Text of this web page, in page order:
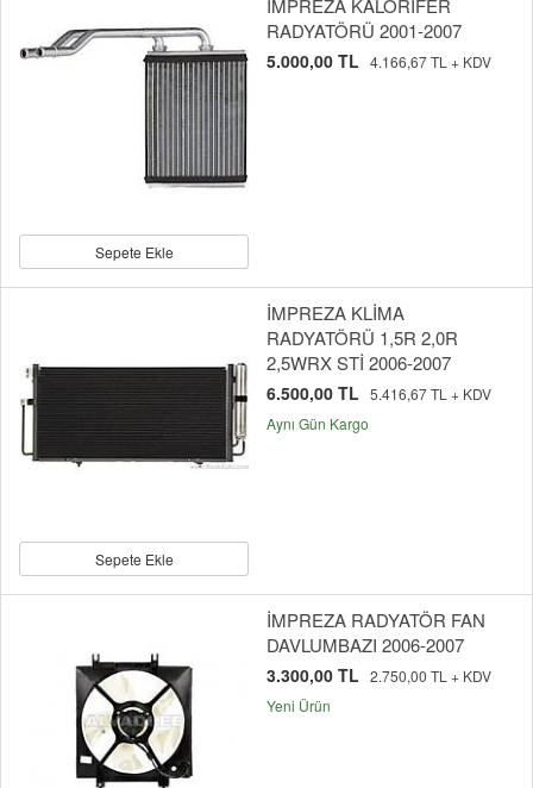
Sepete Ekle
İMPREZA KALORİFER
RADYATÖRÜ 2001-2007
5.000,00 TL 4.166,67 TL + KDV
Sepete Ekle
İMPREZA KLİMA
RADYATÖRÜ 1,5R 2,0R
2,5WRX STİ 2006-2007
6.500,00 TL 5.416,67 TL + KDV
Aynı Gün Kargo
İMPREZA RADYATÖR FAN
DAVLUMBAZI 2006-2007
3.300,00 TL 2.750,00 TL + KDV
Yeni Ürün